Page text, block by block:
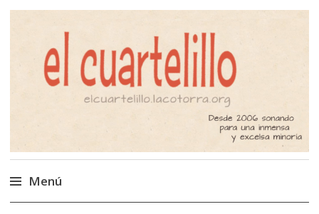
El Cuartelillo
Programa de radio de música
independiente. Podcast
Menú